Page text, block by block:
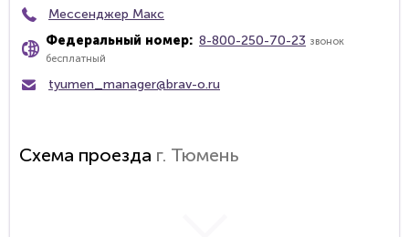
Мессенджер Макс
Федеральный номер: 8-800-250-70-23 звонок
бесплатный
tyumen_manager@brav-o.ru
Схема проезда г. Тюмень